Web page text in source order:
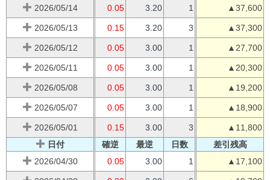
2026/05/14 0.05 3.20 1 ▲37,600
2026/05/13 0.15 3.20 3 ▲37,300
2026/05/12 0.05 3.00 1 ▲27,700
2026/05/11 0.05 3.00 1 ▲20,300
2026/05/08 0.05 3.00 1 ▲19,200
2026/05/07 0.05 3.00 1 ▲18,900
2026/05/01 0.15 3.00 3
▲11,800
日付
確逆 最逆 日数
差引残高
2026/04/30
0.05 3.00 1 ▲17,100